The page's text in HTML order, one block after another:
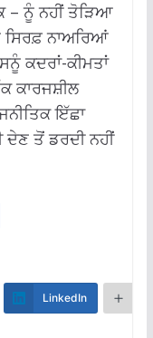
ਨੂੰ ਨਹੀਂ ਤੋੜਿਆ
ਸਿਰਫ਼ ਨਾਅਰਿਆਂ
ਕਦਰਾਂ-ਕੀਮਤਾਂ
ਕਾਰਜਸ਼ੀਲ
ਇੱਛਾ
ਦੇਣ ਤੋਂ ਡਰਦੀ ਨਹੀਂ
ar
e LinkedIn